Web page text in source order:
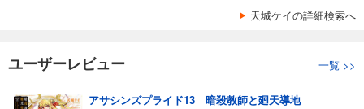
天城ケイの詳細検索へ
ユーザーレビュー 一覧 >>
アサシンズプライド13 暗殺教師と廻天導地